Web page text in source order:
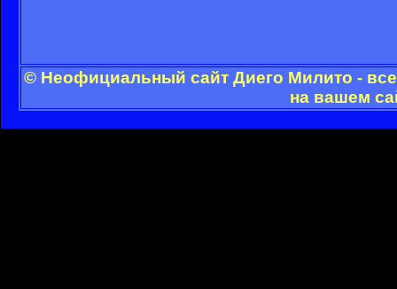
© Неофициальный сайт Диего Милито -
на вашем